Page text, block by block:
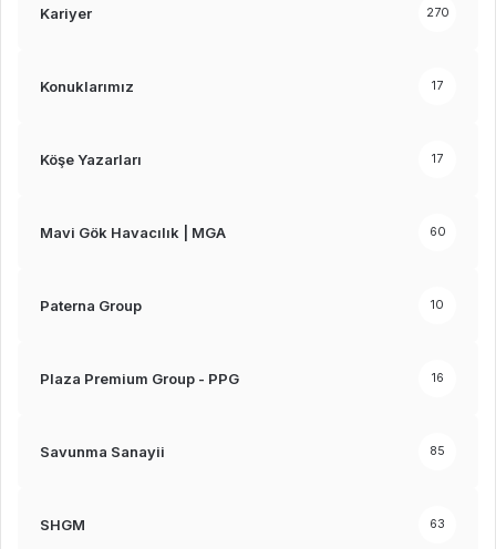
Kariyer 270
Konuklarımız 17
Köşe Yazarları 17
Mavi Gök Havacılık | MGA 60
Paterna Group 10
Plaza Premium Group - PPG 16
Savunma Sanayii 85
SHGM 63